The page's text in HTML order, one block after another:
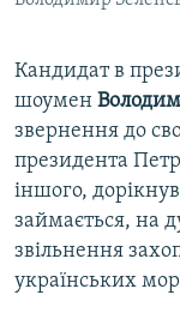
Усі сайти RFE/
Кандидат в
шоумен
звернення до
президента
іншого,
займається, на
звільнення
українських